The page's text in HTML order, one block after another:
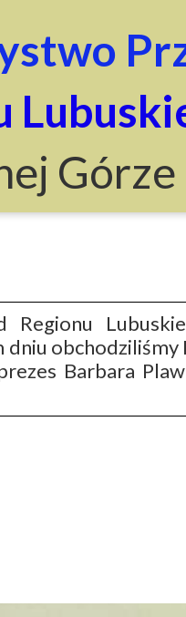
Górze
Regionu
dniu
Barbara